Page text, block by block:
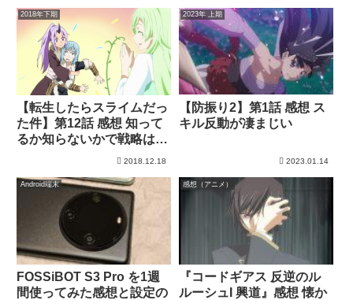
2018年下期
【転生したらスライムだっ
た件】第12話 感想 知って
るか知らないかで戦略は変
2018.12.18
2023年 上期
【防振り2】第1話 感想 ス
キル反動が凄まじい
2023.01.14
Android端末
FOSSiBOT S3 Pro を1週
間使ってみた感想と設定の
感想（アニメ）
『コードギアス 反逆のル
ルーシュI 興道』感想 懐か